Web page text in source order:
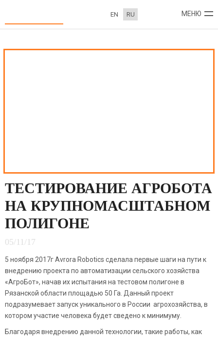
EN RU МЕНЮ
ТЕСТИРОВАНИЕ АГРОБОТА
НА КРУПНОМАСШТАБНОМ
ПОЛИГОНЕ
05/11/17
5 ноября 2017г Avrora Robotics сделала первые шаги на пути к
внедрению проекта по автоматизации сельского хозяйства
«АгроБот», начав их испытания на тестовом полигоне в
Рязанской области площадью 50 Га. Данный проект
подразумевает запуск уникального в России агрохозяйства, в
котором участие человека будет сведено к минимуму.
Благодаря внедрению данной технологии, такие работы, как